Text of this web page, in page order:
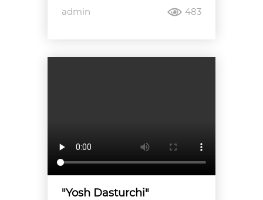
admin 483
"Yosh Dasturchi"